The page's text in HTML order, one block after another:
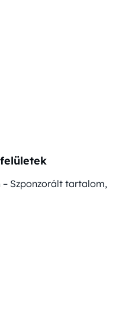
Szponzorált tartalom,